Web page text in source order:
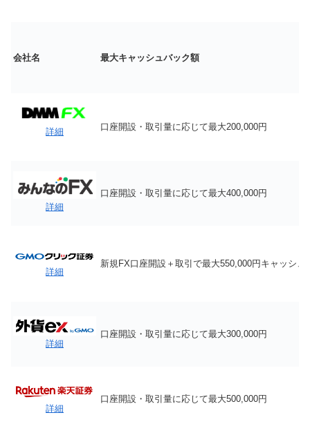
会社名 最大キャッシュバック額
詳細 口座開設・取引量に応じて最大200,000円
詳細
口座開設・取引量に応じて最大400,000円
詳細
新規FX口座開設＋取引で最大550,000円キャッシュ
詳細
口座開設・取引量に応じて最大300,000円
詳細
口座開設・取引量に応じて最大500,000円